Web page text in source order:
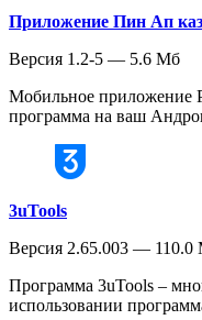
Приложение Пин Ап
Версия 1.2-5 — 5.6 Мб
Мобильное приложение
программа на ваш
3uTools
Версия 2.65.003 — 110.0
Программа 3uTools –
использовании